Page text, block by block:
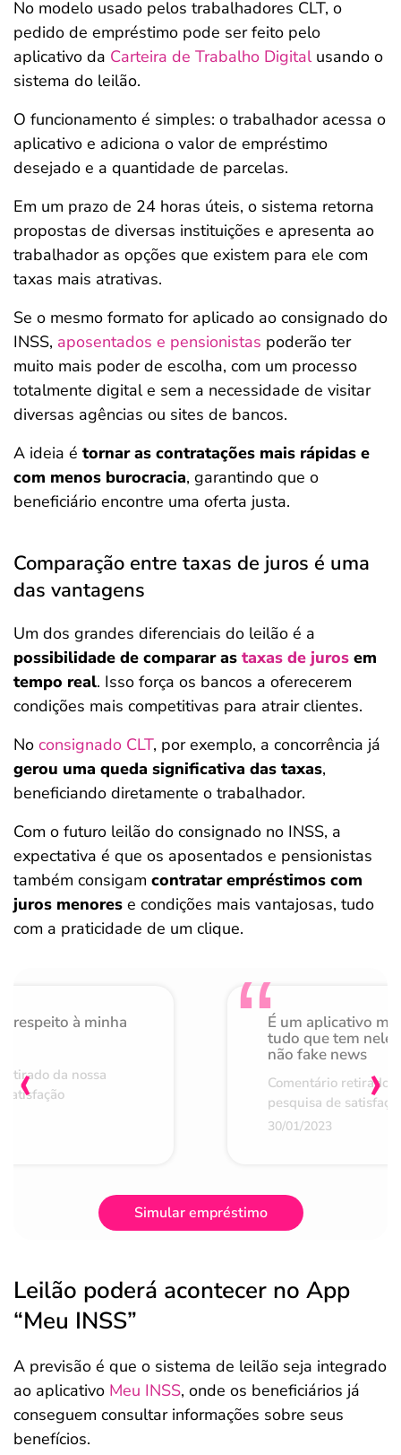
No modelo usado pelos trabalhadores CLT, o
pedido de empréstimo pode ser feito pelo
aplicativo da Carteira de Trabalho Digitalusando o
sistema do leilão.
O funcionamento é simples: o trabalhador acessa o
aplicativo e adiciona o valor de empréstimo
desejado e a quantidade de parcelas.
Em um prazo de 24 horas úteis, o sistema retorna
propostas de diversas instituições e apresenta ao
trabalhador as opções que existem para ele com
taxas mais atrativas.
Se o mesmo formato for aplicado ao consignado do
INSS, aposentados e pensionistas poderão ter
muito mais poder de escolha, com um processo
totalmente digital e sem a necessidade de visitar
diversas agências ou sites de bancos.
A ideia é tornar as contratações mais rápidas e
com menos burocracia, garantindo que o
beneficiário encontre uma oferta justa.
Comparação entre taxas de juros é uma
das vantagens
Um dos grandes diferenciais do leilão é a
possibilidade de comparar as taxas de juros em
tempo real. Isso força os bancos a oferecerem
condições mais competitivas para atrair clientes.
No consignado CLT, por exemplo, a concorrência já
gerou uma queda significativa das taxas,
beneficiando diretamente o trabalhador.
Com o futuro leilão do consignado no INSS, a
expectativa é que os aposentados e pensionistas
também consigam contratar empréstimos com
juros menores e condições mais vantajosas, tudo
com a praticidade de um clique.
respeito à minha
da nossa
É um aplicativo
tudo que tem nele
não fake news
Comentário retirado
pesquisa de
30/01/2023
‹ ›
Simular empréstimo
Leilão poderá acontecer no App
“Meu INSS”
A previsão é que o sistema de leilão seja integrado
ao aplicativo Meu INSS, onde os beneficiários já
conseguem consultar informações sobre seus
benefícios.